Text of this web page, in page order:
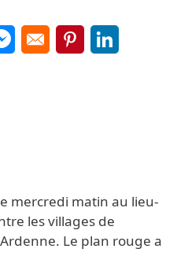
window
in a new window
Opens in a new window
Opens in a new
Opens in a
mercredi matin au lieu-
les villages de
Le plan rouge a